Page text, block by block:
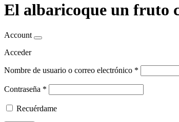
El albaricoque un fruto
Account
Acceder
Nombre de usuario o correo electrónico *
Contraseña *
Recuérdame